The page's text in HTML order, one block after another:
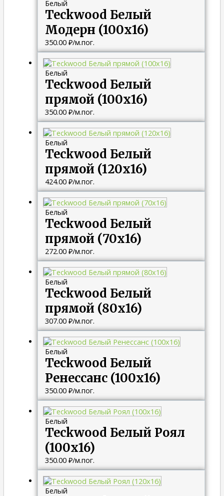
Белый
Teckwood Белый
Модерн (100х16)
350.00 ₽/м.пог.
Белый
Teckwood Белый
прямой (100х16)
350.00 ₽/м.пог.
Белый
Teckwood Белый
прямой (120х16)
424.00 ₽/м.пог.
Белый
Teckwood Белый
прямой (70х16)
272.00 ₽/м.пог.
Белый
Teckwood Белый
прямой (80х16)
307.00 ₽/м.пог.
Белый
Teckwood Белый
Ренессанс (100х16)
350.00 ₽/м.пог.
Белый
Teckwood Белый Роял
(100х16)
350.00 ₽/м.пог.
Белый